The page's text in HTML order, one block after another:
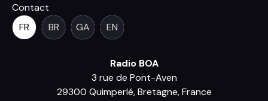
Contact
FR
BR GA EN
Radio BOA
3 rue de Pont-Aven
29300 Quimperlé, Bretagne, France